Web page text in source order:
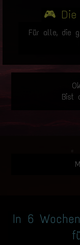
🎮 Die
Für alle, die
Bist
In 6